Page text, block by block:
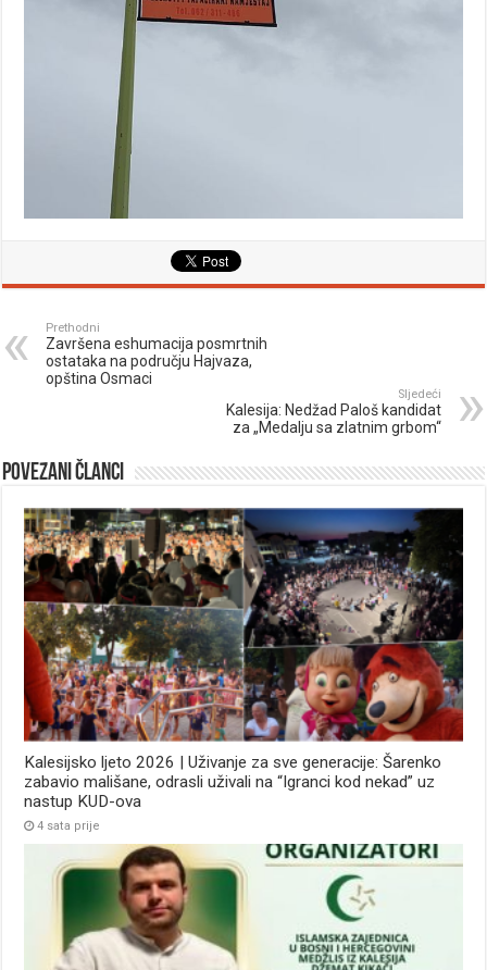
Prethodni
Završena eshumacija posmrtnih
ostataka na području Hajvaza,
opština Osmaci
Sljedeći
Kalesija: Nedžad Paloš kandidat
za „Medalju sa zlatnim grbom“
Povezani članci
Kalesijsko ljeto 2026 | Uživanje za sve generacije: Šarenko
zabavio mališane, odrasli uživali na “Igranci kod nekad” uz
nastup KUD-ova
4 sata prije